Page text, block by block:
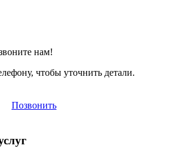
нам!
чтобы уточнить детали.
Позвонить